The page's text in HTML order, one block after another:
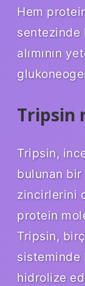
Hem
sentezinde
alımının
Tripsin
Tripsin,
bulunan
zincirlerini
protein
Tripsin,
sisteminde
hidrolize